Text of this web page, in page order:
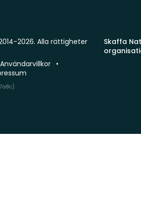
Skaffa
2026. Alla rättigheter
Användarvillkor